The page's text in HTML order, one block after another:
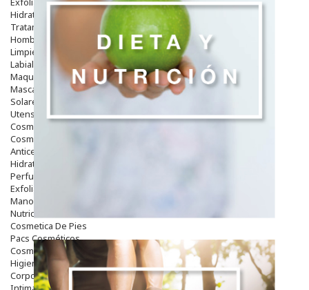
Hidratantes
Tratamientos De Noche
Hombre
Limpieza
Labiales
Maquillajes Y Color
Mascarillas
Solares
Utensilios
Cosmética Capilar
Cosmética Corporal
Anticelulíticos
Hidratantes Corporales
Perfumes Y Colonias
Exfoliantes Corporales
Manos Y Uñas
Nutricosmética
Cosmetica De Pies
Pacs Cosméticos
Cosmetica Facial Piel Sensible
Higiene
Corporal